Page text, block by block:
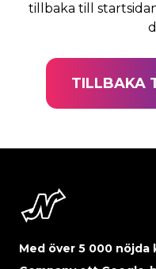
tillbaka till
TILLBAKA
Med över 5 000 nöjda